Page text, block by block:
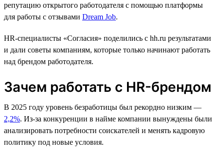
репутацию открытого работодателя с помощью платформы
для работы с отзывами Dream Job.
HR-cпециалисты «Согласия» поделились с hh.ru результатами
и дали советы компаниям, которые только начинают работать
над брендом работодателя.
Зачем работать с HR-брендом
В 2025 году уровень безработицы был рекордно низким —
2,2%. Из-за конкуренции в найме компании вынуждены были
анализировать потребности соискателей и менять кадровую
политику под новые условия.